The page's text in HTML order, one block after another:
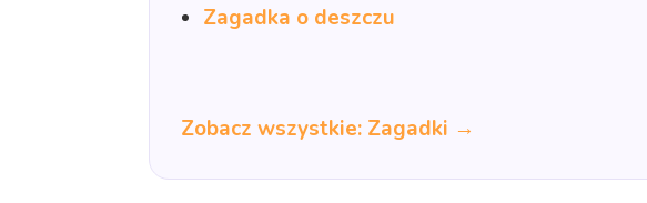
Zagadka o deszczu
Zobacz wszystkie: Zagadki →